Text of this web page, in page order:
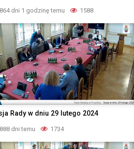
864 dni 1 godzinę temu 1588
Rady w dniu 29 lutego 2024
888 dni temu 1734